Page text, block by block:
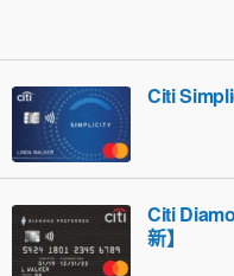
Citi
Citi
新】